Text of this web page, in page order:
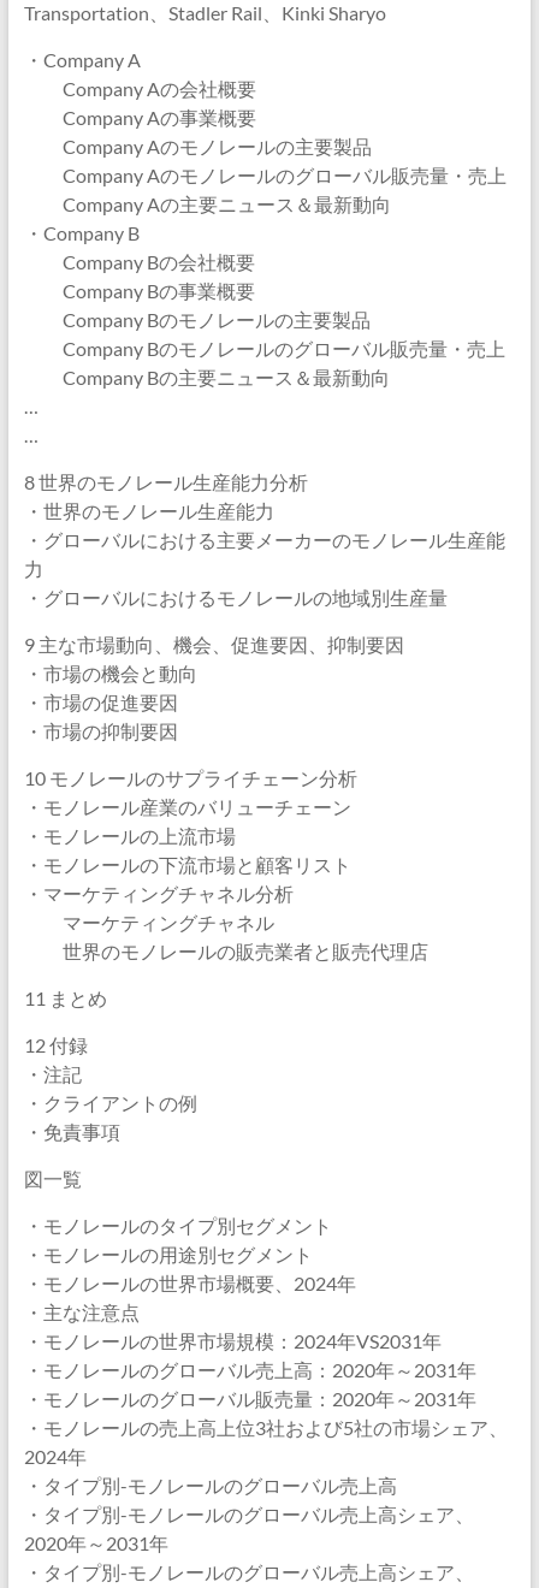
Transportation、Stadler Rail、Kinki Sharyo
・Company A
Company Aの会社概要
Company Aの事業概要
Company Aのモノレールの主要製品
Company Aのモノレールのグローバル販売量・売上
Company Aの主要ニュース＆最新動向
・Company B
Company Bの会社概要
Company Bの事業概要
Company Bのモノレールの主要製品
Company Bのモノレールのグローバル販売量・売上
Company Bの主要ニュース＆最新動向
…
…
8 世界のモノレール生産能力分析
・世界のモノレール生産能力
・グローバルにおける主要メーカーのモノレール生産能
力
・グローバルにおけるモノレールの地域別生産量
9 主な市場動向、機会、促進要因、抑制要因
・市場の機会と動向
・市場の促進要因
・市場の抑制要因
10 モノレールのサプライチェーン分析
・モノレール産業のバリューチェーン
・モノレールの上流市場
・モノレールの下流市場と顧客リスト
・マーケティングチャネル分析
マーケティングチャネル
世界のモノレールの販売業者と販売代理店
11 まとめ
12 付録
・注記
・クライアントの例
・免責事項
図一覧
・モノレールのタイプ別セグメント
・モノレールの用途別セグメント
・モノレールの世界市場概要、2024年
・主な注意点
・モノレールの世界市場規模：2024年VS2031年
・モノレールのグローバル売上高：2020年～2031年
・モノレールのグローバル販売量：2020年～2031年
・モノレールの売上高上位3社および5社の市場シェア、
2024年
・タイプ別-モノレールのグローバル売上高
・タイプ別-モノレールのグローバル売上高シェア、
2020年～2031年
・タイプ別-モノレールのグローバル売上高シェア、